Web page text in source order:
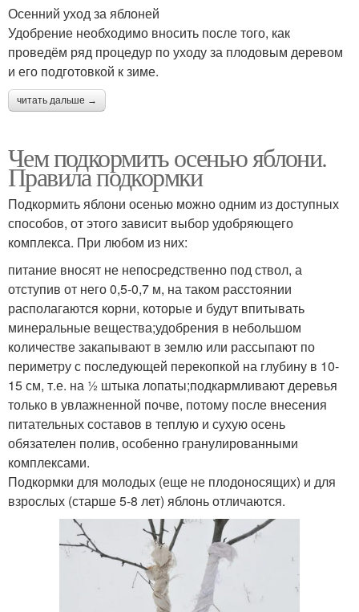
Осенний уход за яблоней
Удобрение необходимо вносить после того, как
проведём ряд процедур по уходу за плодовым деревом
и его подготовкой к зиме.
читать дальше →
Чем подкормить осенью яблони.
Правила подкормки
Подкормить яблони осенью можно одним из доступных
способов, от этого зависит выбор удобряющего
комплекса. При любом из них:
питание вносят не непосредственно под ствол, а
отступив от него 0,5-0,7 м, на таком расстоянии
располагаются корни, которые и будут впитывать
минеральные вещества;удобрения в небольшом
количестве закапывают в землю или рассыпают по
периметру с последующей перекопкой на глубину в 10-
15 см, т.е. на ½ штыка лопаты;подкармливают деревья
только в увлажненной почве, потому после внесения
питательных составов в теплую и сухую осень
обязателен полив, особенно гранулированными
комплексами.
Подкормки для молодых (еще не плодоносящих) и для
взрослых (старше 5-8 лет) яблонь отличаются.